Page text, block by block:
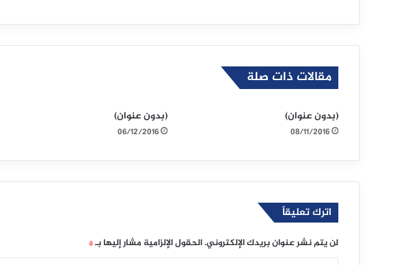
مقالات ذات صلة
(بدون عنوان)
08/11/2016
(بدون عنوان)
06/12/2016
اترك تعليقاً
لن يتم نشر عنوان بريدك الإلكتروني.الحقول الإلزامية مشار إليها بـ*